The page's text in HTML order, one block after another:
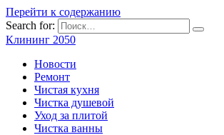
Перейти к содержанию
Search for:
Клининг 2050
Новости
Ремонт
Чистая кухня
Чистка душевой
Уход за плитой
Чистка ванны